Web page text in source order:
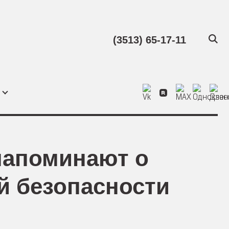
(3513) 65-17-11
о